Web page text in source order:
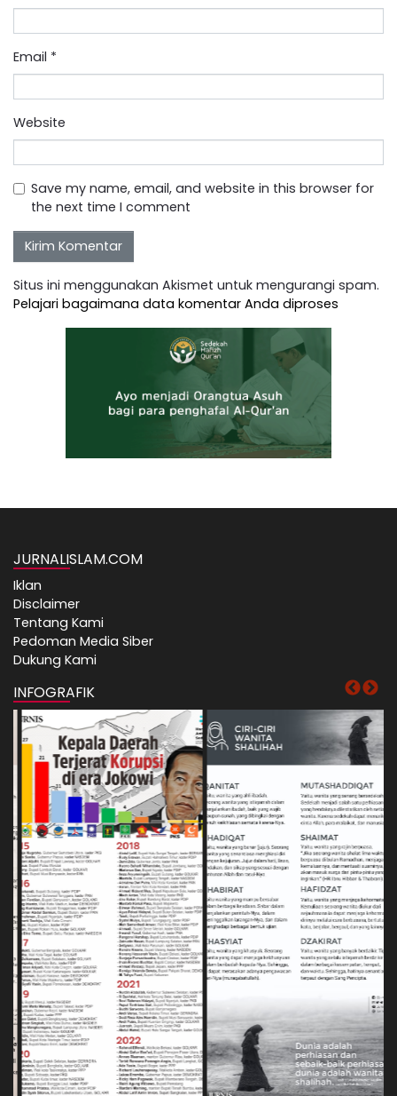
Email *
Website
Save my name, email, and website in this browser for
the next time I comment
Situs ini menggunakan Akismet untuk mengurangi spam.
Pelajari bagaimana data komentar Anda diproses
JURNALISLAM.COM
Iklan
Disclaimer
Tentang Kami
Pedoman Media Siber
Dukung Kami
INFOGRAFIK